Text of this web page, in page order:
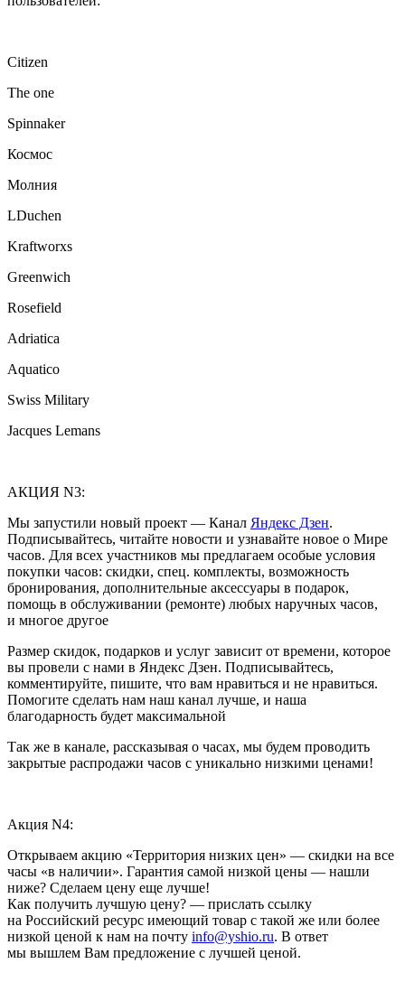
Citizen
The one
Spinnaker
Космос
Молния
LDuchen
Kraftworxs
Greenwich
Rosefield
Adriatica
Aquatico
Swiss Military
Jacques Lemans
АКЦИЯ N3:
Мы запустили новый проект — Канал Яндекс Дзен.
Подписывайтесь, читайте новости и узнавайте новое о Мире
часов. Для всех участников мы предлагаем особые условия
покупки часов: скидки, спец. комплекты, возможность
бронирования, дополнительные аксессуары в подарок,
помощь в обслуживании (ремонте) любых наручных часов,
и многое другое
Размер скидок, подарков и услуг зависит от времени, которое
вы провели с нами в Яндекс Дзен. Подписывайтесь,
комментируйте, пишите, что вам нравиться и не нравиться.
Помогите сделать нам наш канал лучше, и наша
благодарность будет максимальной
Так же в канале, рассказывая о часах, мы будем проводить
закрытые распродажи часов с уникально низкими ценами!
Акция N4:
Открываем акцию «Территория низких цен» — скидки на все
часы «в наличии». Гарантия самой низкой цены — нашли
ниже? Сделаем цену еще лучше!
Как получить лучшую цену? — прислать ссылку
на Российский ресурс имеющий товар с такой же или более
низкой ценой к нам на почту info@yshio.ru. В ответ
мы вышлем Вам предложение с лучшей ценой.